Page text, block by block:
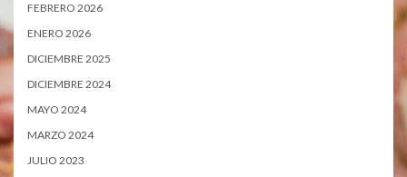
FEBRERO 2026
ENERO 2026
DICIEMBRE 2025
DICIEMBRE 2024
MAYO 2024
MARZO 2024
JULIO 2023